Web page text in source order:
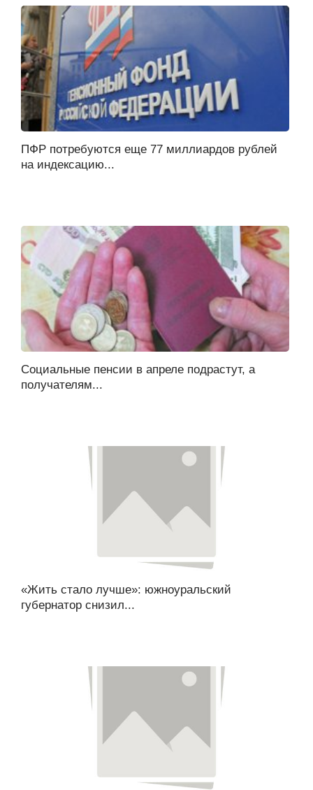
ПФР потребуются еще 77 миллиардов рублей
на индексацию...
Социальные пенсии в апреле подрастут, а
получателям...
«Жить стало лучше»: южноуральский
губернатор снизил...